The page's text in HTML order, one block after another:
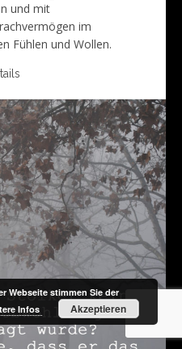
und mit
im
Fühlen und Wollen.
Webseite stimmen Sie der
Infos Akzeptieren